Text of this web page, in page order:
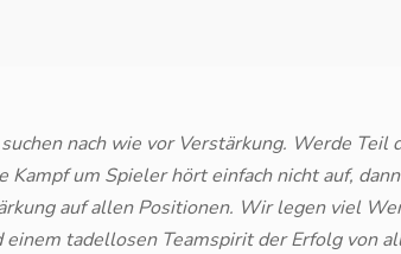
nach wie vor Verstärkung. Werde Teil
um Spieler hört einfach nicht auf,
auf allen Positionen. Wir legen viel
tadellosen Teamspirit der Erfolg von